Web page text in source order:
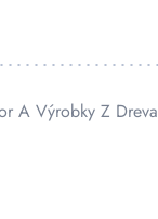
A Výrobky Z Dreva